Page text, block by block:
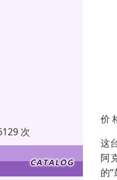
次
价
这
阿
的